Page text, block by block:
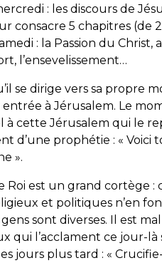
: les discours de
consacre 5 chapitres (de
: la Passion du Christ,
l’ensevelissement…
se dirige vers sa propre
entrée à Jérusalem. Le
à cette Jérusalem qui le
d’une prophétie : «
».
Roi est un grand cortège :
et politiques n’en
gens sont diverses. Il est
qui l’acclament ce jour-
jours plus tard : « Crucifie-